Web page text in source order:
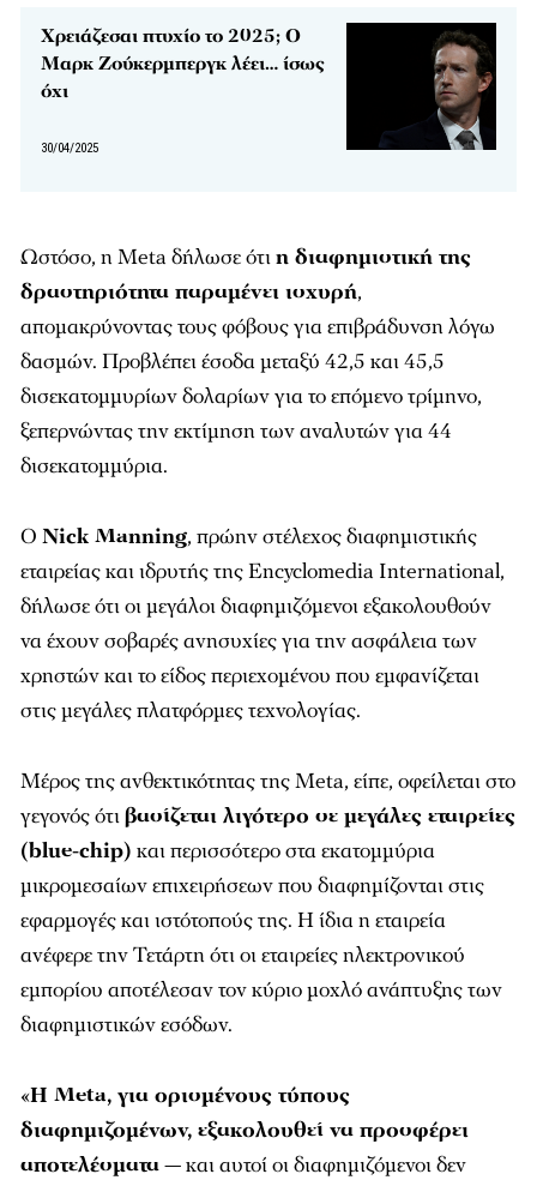
Χρειάζεσαι πτυχίο το 2025; Ο
Μαρκ Ζούκερμπεργκ λέει… ίσως
όχι
30/04/2025
Ωστόσο, η Meta δήλωσε ότιη διαφημιστική της
δραστηριότητα παραμένει ισχυρή,
απομακρύνοντας τους φόβους για επιβράδυνση λόγω
δασμών. Προβλέπει έσοδα μεταξύ 42,5 και 45,5
δισεκατομμυρίων δολαρίων για το επόμενο τρίμηνο,
ξεπερνώντας την εκτίμηση των αναλυτών για 44
δισεκατομμύρια.
Ο Nick Manning, πρώην στέλεχος διαφημιστικής
εταιρείας και ιδρυτής της Encyclomedia International,
δήλωσε ότι οι μεγάλοι διαφημιζόμενοι εξακολουθούν
να έχουν σοβαρές ανησυχίες για την ασφάλεια των
χρηστών και το είδος περιεχομένου που εμφανίζεται
στις μεγάλες πλατφόρμες τεχνολογίας.
Μέρος της ανθεκτικότητας της Meta, είπε, οφείλεται στο
γεγονός ότιβασίζεται λιγότερο σε μεγάλες εταιρείες
(blue-chip) και περισσότερο στα εκατομμύρια
μικρομεσαίων επιχειρήσεων που διαφημίζονται στις
εφαρμογές και ιστότοπούς της. Η ίδια η εταιρεία
ανέφερε την Τετάρτη ότι οι εταιρείες ηλεκτρονικού
εμπορίου αποτέλεσαν τον κύριο μοχλό ανάπτυξης των
διαφημιστικών εσόδων.
«Η Meta, για ορισμένους τύπους
διαφημιζομένων, εξακολουθεί να προσφέρει
αποτελέσματα— και αυτοί οι διαφημιζόμενοι δεν